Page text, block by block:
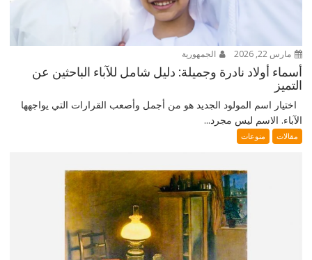
مارس 22, 2026 الجمهورية
أسماء أولاد نادرة وجميلة: دليل شامل للآباء الباحثين عن
التميز
اختيار اسم المولود الجديد هو من أجمل وأصعب القرارات التي يواجهها
الآباء. الاسم ليس مجرد...
مقالات منوعات